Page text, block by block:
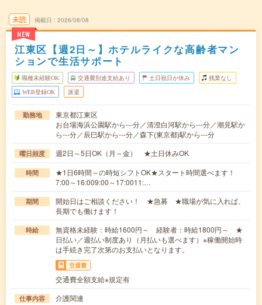
未読
NEW
掲載日 2026/08/08
江東区【週2日～】ホテルライクな高齢者マン
ションで生活サポート
職種未経験OK 交通費別途支給あり 土日祝日が休み 残業なし
WEB登録OK 派遣
勤務地
東京都江東区
お台場海浜公園駅から---分／清澄白河駅から---分／潮見駅か
ら---分／辰巳駅から---分／森下(東京都)駅から---分
曜日頻度 週2日～5日OK（月～金） ★土日休みOK
時間
★1日6時間～の時短シフトOK★スタート時間選べます！
7:00～16:009:00～17:0011:…
期間
開始日はご相談ください！ ★急募 ★職場が気に入れば、
長期でも働けます！
時給
無資格未経験：時給1600円～ 経験者：時給1800円～ ★
日払い／週払い制度あり（月払いも選べます）※稼働開始時
は手続き完了次第のお支払いとなります。
交通費
交通費全額支給※規定有
仕事内容
介護関連